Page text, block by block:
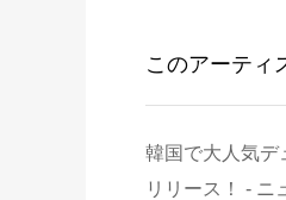
このアーティ
韓国で大人気デ
リリース！ - ニ